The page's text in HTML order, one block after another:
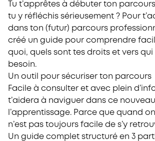
Tu t’apprêtes à débuter ton
tu y réfléchis sérieusement ? Pour
dans ton (futur) parcours
créé un guide pour comprendre
quoi, quels sont tes droits et vers qui
besoin.
Un outil pour sécuriser ton parcours
Facile à consulter et avec plein
t’aidera à naviguer dans ce
l’apprentissage. Parce que quand
n’est pas toujours facile de s’y
Un guide complet structuré en 3